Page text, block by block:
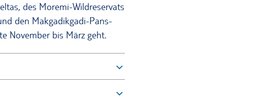
des Moremi-Wildreservats
den Makgadikgadi-Pans-
November bis März geht.